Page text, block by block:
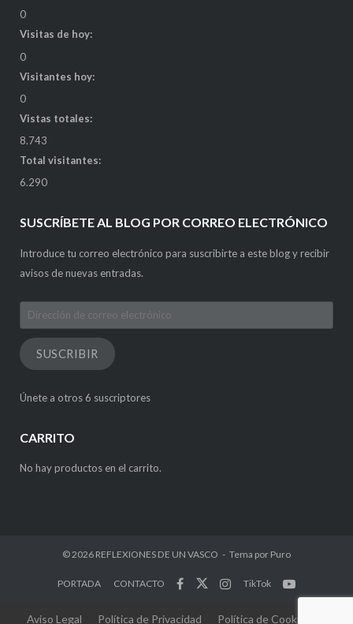
0
Visitas de hoy:
0
Visitantes hoy:
0
Vistas totales:
8.743
Total visitantes:
6.290
SUSCRÍBETE AL BLOG POR CORREO ELECTRÓNICO
Introduce tu correo electrónico para suscribirte a este blog y recibir
avisos de nuevas entradas.
Dirección
de
correo
electrónico
SUSCRIBIR
Únete a otros 6 suscriptores
CARRITO
No hay productos en el carrito.
© 2026 REFLEXIONES DE UN VASCO Tema por Puro
PORTADA CONTACTO TikTok
Aviso Legal Política de Privacidad Política de Cookies